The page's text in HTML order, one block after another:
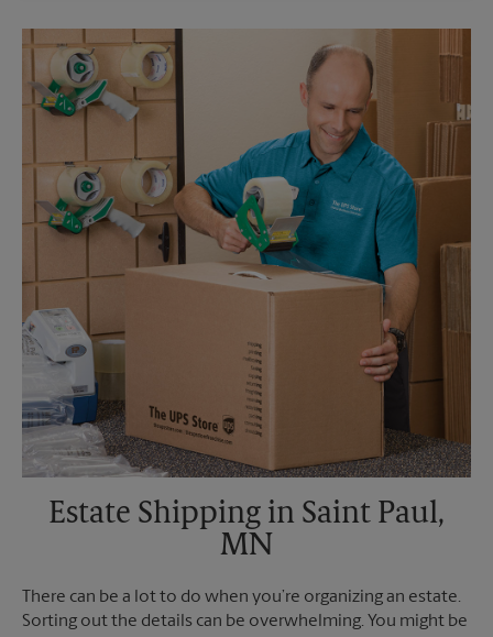
Lunes
6:00 PM
Martes
6:00 PM
Viernes
5:30 PM
Sábado
3:30 PM
Domingo
Lunes
Estate Shipping in Saint Paul,
MN
There can be a lot to do when you’re organizing an estate.
Sorting out the details can be overwhelming. You might be